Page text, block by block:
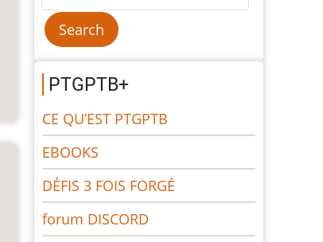
PTGPTB+
CE QU’EST PTGPTB
EBOOKS
DÉFIS 3 FOIS FORGÉ
forum DISCORD